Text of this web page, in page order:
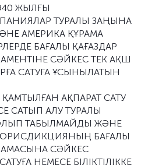
ЖЫЛҒЫ
ТУРАЛЫ ЗАҢЫНА
АМЕРИКА ҚҰРАМА
БАҒАЛЫ ҚАҒАЗДАР
СӘЙКЕС ТЕК АҚШ
САТУҒА ҰСЫНЫЛАТЫН
АҚПАРАТ САТУ
САТЫП АЛУ ТУРАЛЫ
ТАБЫЛМАЙДЫ ЖӘНЕ
БАҒАЛЫ
СӘЙКЕС
НЕМЕСЕ БІЛІКТІЛІККЕ